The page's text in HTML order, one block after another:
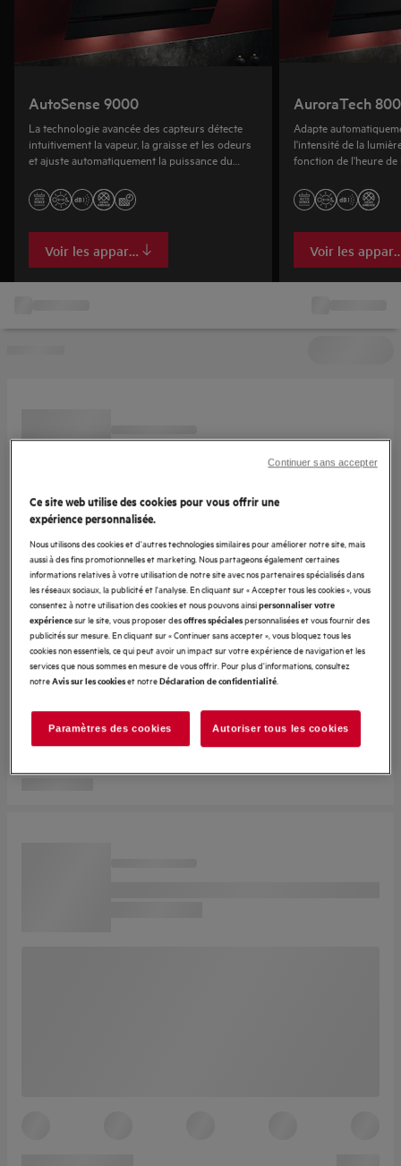
AutoSense 9000
La technologie avancée des capteurs détecte
intuitivement la vapeur, la graisse et les odeurs
et ajuste automatiquement la puissance du
Voir les appareils
AuroraTech
Adapte
l'intensité de la
fonction de l'heure
Voir les
Ce site web utilise des cookies pour vous offrir une
expérience personnalisée.
Nous utilisons des cookies et d'autres technologies similaires pour améliorer notre site, mais
aussi à des fins promotionnelles et marketing. Nous partageons également certaines
informations relatives à votre utilisation de notre site avec nos partenaires spécialisés dans
les réseaux sociaux, la publicité et l'analyse. En cliquant sur « Accepter tous les cookies », vous
consentez à notre utilisation des cookies et nous pouvons ainsipersonnaliser votre
expériencesur le site, vous proposer desoffres spécialespersonnalisées et vous fournir des
publicités sur mesure. En cliquant sur « Continuer sans accepter », vous bloquez tous les
cookies non essentiels, ce qui peut avoir un impact sur votre expérience de navigation et les
services que nous sommes en mesure de vous offrir. Pour plus d'informations, consultez
notreAvis sur les cookieset notreDéclaration de confidentialité
Paramètres des cookies Autoriser tous les cookies
Continuer sans accepter